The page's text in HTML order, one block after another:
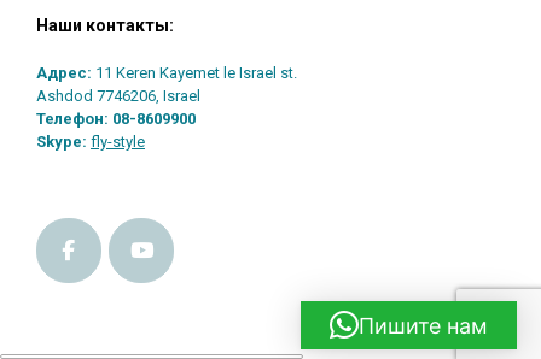
Наши контакты:
Адрес: 11 Keren Kayemet le Israel st.
Ashdod 7746206, Israel
Телефон: 08-8609900
Skype: fly-style
Пишите нам